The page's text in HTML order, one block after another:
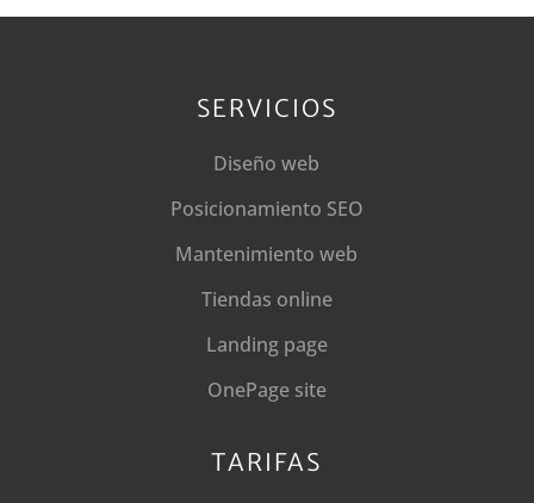
SERVICIOS
Diseño web
Posicionamiento SEO
Mantenimiento web
Tiendas online
Landing page
OnePage site
TARIFAS